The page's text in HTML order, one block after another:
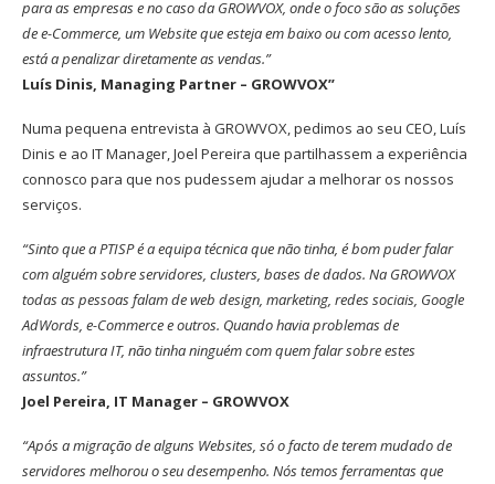
para as empresas e no caso da GROWVOX, onde o foco são as soluções
de e-Commerce, um Website que esteja em baixo ou com acesso lento,
está a penalizar diretamente as vendas.”
Luís Dinis, Managing Partner – GROWVOX”
Numa pequena entrevista à GROWVOX, pedimos ao seu CEO, Luís
Dinis e ao IT Manager, Joel Pereira que partilhassem a experiência
connosco para que nos pudessem ajudar a melhorar os nossos
serviços.
“Sinto que a PTISP é a equipa técnica que não tinha, é bom puder falar
com alguém sobre servidores, clusters, bases de dados. Na GROWVOX
todas as pessoas falam de web design, marketing, redes sociais, Google
AdWords, e-Commerce e outros. Quando havia problemas de
infraestrutura IT, não tinha ninguém com quem falar sobre estes
assuntos.”
Joel Pereira, IT Manager – GROWVOX
“Após a migração de alguns Websites, só o facto de terem mudado de
servidores melhorou o seu desempenho. Nós temos ferramentas que